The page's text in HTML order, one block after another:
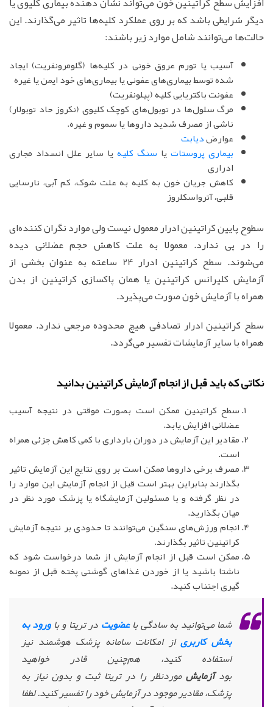
دیگر شرایطی باشد که بر روی عملکرد کلیه‌ها تاثیر می‌گذارند. این
حالت‌ها می‌توانند شامل موارد زیر باشند:
آسیب یا تورم عروق خونی در کلیه‌ها (گلومرونفریت) ایجاد
شده توسط بیماری‌های عفونی یا بیماری‌های خود ایمن یا غیره
عفونت باکتریایی کلیه (پیلونفریت)
مرگ سلول‌ها در توبول‌های کوچک کلیوی (نکروز حاد توبولار)
ناشی از مصرف شدید داروها یا سموم و غیره.
عوارضدیابت
بیماری پروستات یا سنگ کلیه یا سایر علل انسداد مجاری
ادراری
کاهش جریان خون به کلیه به علت شوک، کم آبی، نارسایی
قلبی، آترواسکلروز
سطوح پایین کراتینین ادرار معمول نیست ولی موارد نگران کننده‌ای
را در پی ندارد. معمولا به علت کاهش حجم عضلانی دیده
می‌شوند. سطح کراتینین ادرار 24 ساعته به عنوان بخشی از
آزمایش کلیرانس کراتینین یا همان پاکسازی کراتینین از بدن
همراه با آزمایش خون صورت می‌پذیرد.
سطح کراتینین ادرار تصادفی هیچ محدوده مرجعی ندارد. معمولا
همراه با سایر آزمایشات تفسیر می‌گردد.
نکاتی که باید قبل از انجام آزمایش کراتینین بدانید
سطح کراتینین ممکن است بصورت موقتی در نتیجه آسیب
عضلانی افزایش یابد.
مقادیر این آزمایش در دوران بارداری با کمی کاهش جزئی همراه
است.
مصرف برخی داروها ممکن است بر روی نتایج این آزمایش تاثیر
بگذارند بنابراین بهتر است قبل از انجام آزمایش این موارد را
در نظر گرفته و با مسئولین آزمایشگاه یا پزشک مورد نظر در
میان بگذارید.
انجام ورزش‌های سنگین می‌توانند تا حدودی بر نتیجه آزمایش
کراتینین تاثیر بگذارند.
ممکن است قبل از انجام آزمایش از شما درخواست شود که
ناشتا باشید یا از خوردن غذاهای گوشتی پخته قبل از نمونه
گیری اجتناب کنید.
شما می‌توانید به سادگی باعضویتدر تریتا و باورود به
بخش کاربریاز امکانات سامانه پزشک هوشمند نیز
استفاده کنید، هم‌چنین قادر خواهید
بودآزمایشموردنظر را در تریتا ثبت و بدون نیاز به
پزشک، مقادیر موجود در آزمایش خود را تفسیر کنید. لطفا